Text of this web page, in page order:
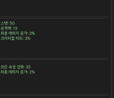
스탯: 50
공격력: 15
최종 데미지 증가: 3%
크리티컬 히트: 3%
모든 속성 강화: 35
최종 데미지 증가: 2%